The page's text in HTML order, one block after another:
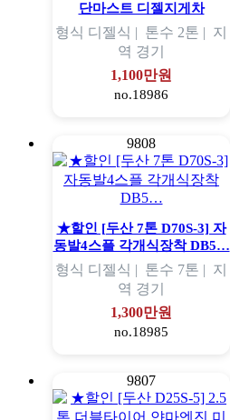
단마스트 디젤지게차
형식 디젤식 | 톤수 2톤 | 지
역 경기
1,100만원
no.18986
9808
★할인 [두산 7톤 D70S-3] 자
동발4스플 각개식장착 DB5…
형식 디젤식 | 톤수 7톤 | 지
역 경기
1,300만원
no.18985
9807